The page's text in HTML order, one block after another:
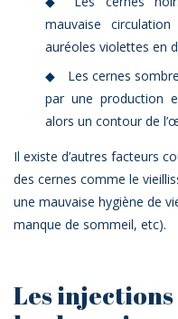
mauvaise
auréoles violettes en
Les cernes
par une production
alors un contour de
Il existe d’autres facteurs
des cernes comme le
une mauvaise hygiène de
manque de sommeil, etc).
Les injections